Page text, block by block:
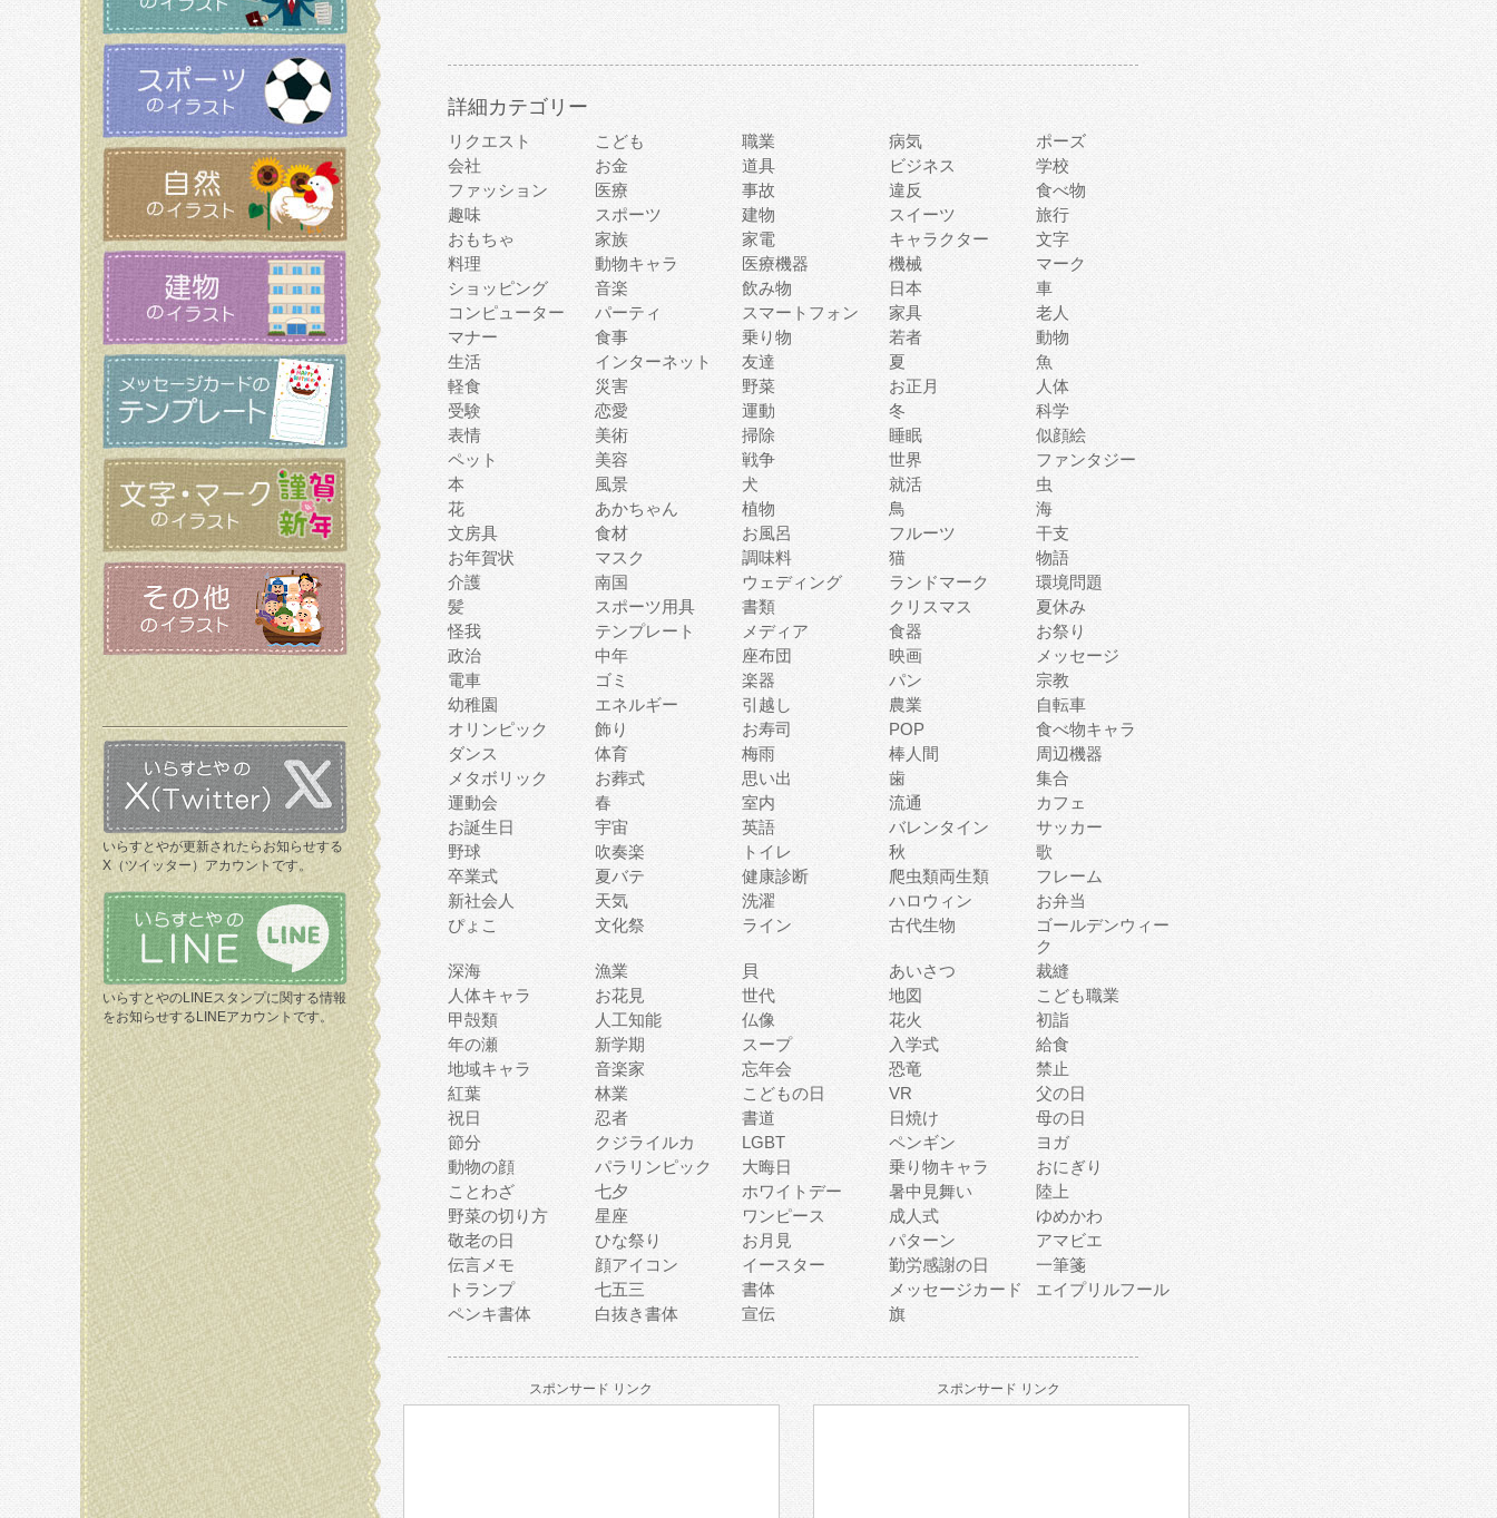
いらすとやが更新されたらお知らせする
X（ツイッター）アカウントです。
いらすとやのLINEスタンプに関する情報
をお知らせするLINEアカウントです。
詳細カテゴリー
リクエスト こども 職業 病気
ポーズ
会社
お金 道具 ビジネス
学校
ファッション
医療 事故 違反
食べ物
趣味
スポーツ 建物 スイーツ
旅行
おもちゃ
家族 家電 キャラクター
文字
料理
動物キャラ 医療機器 機械
マーク
ショッピング
音楽 飲み物 日本
車
コンピューター
パーティ スマートフォン 家具
老人
マナー
食事 乗り物 若者
動物
生活
インターネット 友達 夏
魚
軽食
災害 野菜 お正月
人体
受験
恋愛 運動 冬
科学
表情
美術 掃除 睡眠
似顔絵
ペット
美容 戦争 世界
ファンタジー
本
風景 犬 就活
虫
花
あかちゃん 植物 鳥
海
文房具
食材 お風呂 フルーツ
干支
お年賀状
マスク 調味料 猫
物語
介護
南国 ウェディング ランドマーク
環境問題
髪
スポーツ用具 書類 クリスマス
夏休み
怪我
テンプレート メディア 食器
お祭り
政治
中年 座布団 映画
メッセージ
電車
ゴミ 楽器 パン
宗教
幼稚園
エネルギー 引越し 農業
自転車
オリンピック
飾り お寿司 POP
食べ物キャラ
ダンス
体育 梅雨 棒人間
周辺機器
メタボリック
お葬式 思い出 歯
集合
運動会
春 室内 流通
カフェ
お誕生日
宇宙 英語 バレンタイン
サッカー
野球
吹奏楽 トイレ 秋
歌
卒業式
夏バテ 健康診断 爬虫類両生類
フレーム
新社会人
天気 洗濯 ハロウィン
お弁当
ぴょこ
文化祭 ライン 古代生物
ゴールデンウィー
ク
深海
漁業 貝 あいさつ
裁縫
人体キャラ
お花見 世代 地図
こども職業
甲殻類
人工知能 仏像 花火
初詣
年の瀬
新学期 スープ 入学式
給食
地域キャラ
音楽家 忘年会 恐竜
禁止
紅葉
林業 こどもの日 VR
父の日
祝日
忍者 書道 日焼け
母の日
節分
クジライルカ LGBT ペンギン
ヨガ
動物の顔
パラリンピック 大晦日 乗り物キャラ
おにぎり
ことわざ
七夕 ホワイトデー 暑中見舞い
陸上
野菜の切り方
星座 ワンピース 成人式
ゆめかわ
敬老の日
ひな祭り お月見 パターン
アマビエ
伝言メモ
顔アイコン イースター 勤労感謝の日
一筆箋
トランプ
七五三 書体 メッセージカード
エイプリルフール
ペンキ書体
白抜き書体 宣伝 旗
スポンサード リンク スポンサード リンク